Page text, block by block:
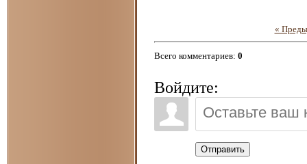
«
Всего комментариев: 0
Войдите:
Отправить